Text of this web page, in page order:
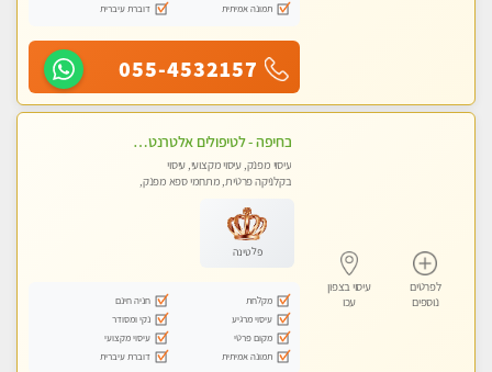
תמונה אמיתית
דוברת עיברית
055-4532157
לפרטים
נוספים
עיסוי בצפון
עכו
בחיפה - לטיפולים אלטרנטיביים לעיסוי מרגיע ומפנק VIP-מומלץ לחלוטין! פרטי! ​​​​​​ Highly recommended-לקביעת תור נא להתקשר ....
עיסוי מפנק, עיסוי מקצועי, עיסוי
בקלניקה פרטית, מתחמי ספא מפנק,
פלטינה
מקלחת
חניה חינם
עיסוי מרגיע
נקי ומסודר
מקום פרטי
עיסוי מקצועי
תמונה אמיתית
דוברת עיברית